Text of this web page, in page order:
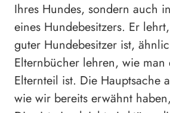
Ihres Hundes, sondern auch
eines Hundebesitzers. Er
guter Hundebesitzer ist,
Elternbücher lehren, wie man
Elternteil ist. Die Hauptsache
wie wir bereits erwähnt